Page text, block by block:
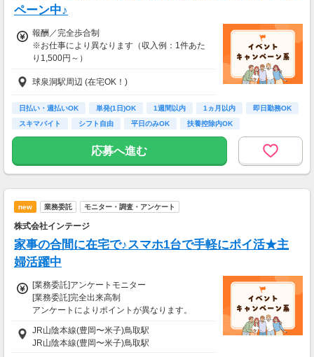
ペーン中♪
報酬／完全歩合制
※お仕事により異なります（収入例：1件あた
り1,500円～）
・登録お祝い制度アリ！
最大11,500円GET！
(弊社規定による)
球泉洞駅周辺 (在宅OK！)
日払い・週払いOK 単発(1日)OK 1週間以内 1ヵ月以内
即日勤務OK
スキマバイト
シフト自由 平日のみOK 扶養控除内OK
応募へ進む
new 業務委託 モニター・調査・アンケート
株式会社インテージ
家事の合間に在宅で♪スマホ1台で手軽にポイ活★主
婦活躍中
[業務委託]アンケートモニター
[業務委託]完全出来高制
アンケートによりポイントが異なります。
ポイントはネットポイントや電子ギフト券等に
交換可能です。
※ポイント交換先は変更となる場合があります
JR山陰本線(豊岡〜米子)鳥取駅
JR山陰本線(豊岡〜米子)鳥取駅